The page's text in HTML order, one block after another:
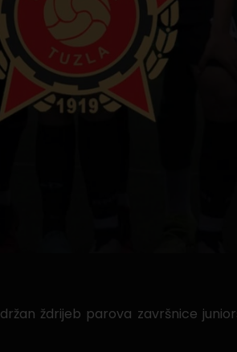
ždrijeb parova završnice